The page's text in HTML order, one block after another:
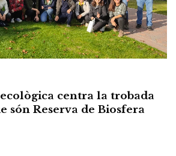
centra la trobada
són Reserva de Biosfera